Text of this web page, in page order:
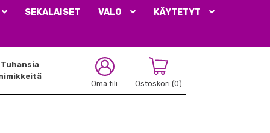
SEKALAISET VALO KÄYTETYT
Oma tili Ostoskori (0)
Tuhansia